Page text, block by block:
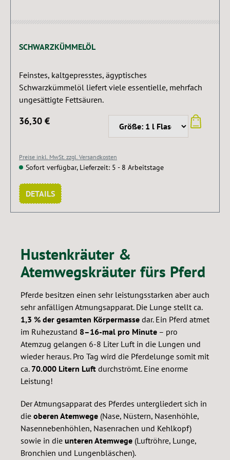
SCHWARZKÜMMELÖL
Feinstes, kaltgepresstes, ägyptisches
Schwarzkümmelöl liefert viele essentielle, mehrfach
ungesättigte Fettsäuren.
36,30 €
Preise inkl. MwSt. zzgl. Versandkosten
Sofort verfügbar, Lieferzeit: 5 - 8 Arbeitstage
DETAILS
Hustenkräuter &
Atemwegskräuter fürs Pferd
Pferde besitzen einen sehr leistungsstarken aber auch
sehr anfälligen Atmungsapparat. Die Lunge stellt ca.
1,3 % der gesamten Körpermasse dar. Ein Pferd atmet
im Ruhezustand 8–16-mal pro Minute – pro
Atemzug gelangen 6-8 Liter Luft in die Lungen und
wieder heraus. Pro Tag wird die Pferdelunge somit mit
ca. 70.000 Litern Luft durchströmt. Eine enorme
Leistung!
Der Atmungsapparat des Pferdes untergliedert sich in
die oberen Atemwege (Nase, Nüstern, Nasenhöhle,
Nasennebenhöhlen, Nasenrachen und Kehlkopf)
sowie in die unteren Atemwege (Luftröhre, Lunge,
Bronchien und Lungenbläschen).